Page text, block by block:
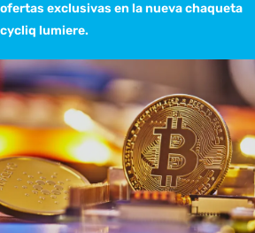
ofertas exclusivas en la nueva chaqueta
cycliq lumiere.